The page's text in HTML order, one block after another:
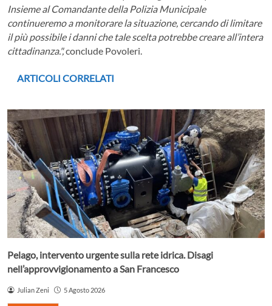
Insieme al Comandante della Polizia Municipale
continueremo a monitorare la situazione, cercando di limitare
il più possibile i danni che tale scelta potrebbe creare all’intera
cittadinanza.",conclude Povoleri.
ARTICOLI CORRELATI
Pelago, intervento urgente sulla rete idrica. Disagi
nell’approvvigionamento a San Francesco
Julian Zeni 5 Agosto 2026